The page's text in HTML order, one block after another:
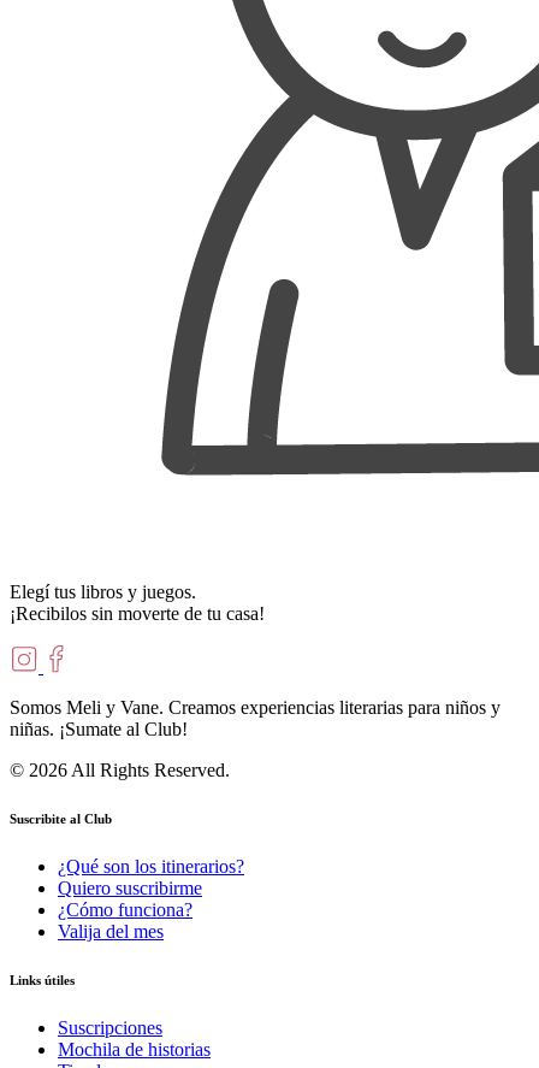
Elegí tus libros y juegos.
¡Recibilos sin moverte de tu casa!
Somos Meli y Vane. Creamos experiencias literarias para niños y
niñas. ¡Sumate al Club!
© 2026 All Rights Reserved.
Suscribite al Club
¿Qué son los itinerarios?
Quiero suscribirme
¿Cómo funciona?
Valija del mes
Links útiles
Suscripciones
Mochila de historias